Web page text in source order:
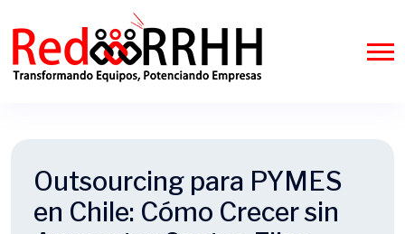
Outsourcing para PYMES
en Chile: Cómo Crecer sin